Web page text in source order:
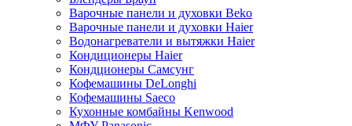
Варочные панели и духовки Beko
Варочные панели и духовки Haier
Водонагреватели и вытяжки Haier
Кондиционеры Haier
Кондционеры Самсунг
Кофемашины DeLonghi
Кофемашины Saeco
Кухонные комбайны Kenwood